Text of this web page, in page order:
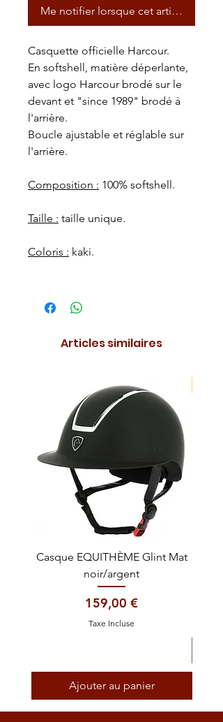
Me notifier lorsque cet article est
Casquette officielle Harcour.
En softshell, matière déperlante,
avec logo Harcour brodé sur le
devant et "since 1989" brodé à
l'arrière.
Boucle ajustable et réglable sur
l'arrière.
Composition : 100% softshell.
Taille : taille unique.
Coloris : kaki.
Articles similaires
Casque EQUITHÈME Glint Mat
noir/argent
Prix
159,00 €
Taxe Incluse
Ajouter au panier